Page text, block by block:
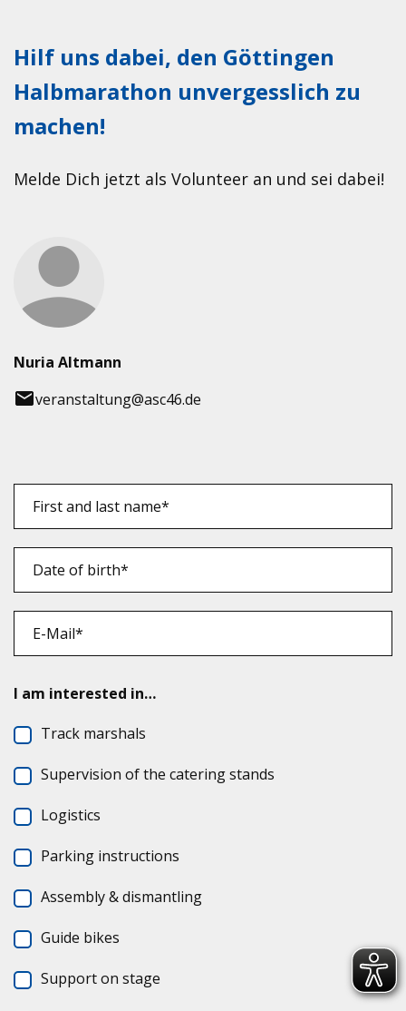
Hilf uns dabei, den Göttingen
Halbmarathon unvergesslich zu
machen!
Melde Dich jetzt als Vol­un­teer an und sei dabei!
Nuria Altmann
veranstaltung@asc46.de
I am inte­res­ted in…
Track mar­shals
Super­vi­sion of the cate­ring stands
Logi­stics
Par­king ins­truc­tions
Assem­bly & dis­mant­ling
Guide bikes
Sup­port on stage